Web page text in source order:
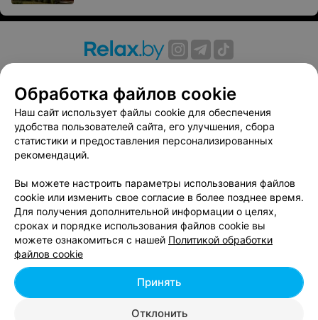
Вакансии
Публичный договор
Способы оплаты
Публичный договор по использованию сервиса
«Афиша»
Пользовательское соглашение
Связаться по вопросам сотрудничества
Написать руководителю relax.by
Персональные настройки cookie
Обработка персональных данных
© 2026 ООО «Артокс Лаб», УНП 191700409, регистрирующий орган -
| 220012, Республика Беларусь, г. Минск,
Обработка файлов cookie
Наш сайт использует файлы cookie для обеспечения
удобства пользователей сайта, его улучшения, сбора
статистики и предоставления персонализированных
рекомендаций.
Вы можете настроить параметры использования файлов
cookie или изменить свое согласие в более позднее время.
Для получения дополнительной информации о целях,
сроках и порядке использования файлов cookie вы
можете ознакомиться с нашей Политикой обработки
файлов cookie
Отклонить
Принять